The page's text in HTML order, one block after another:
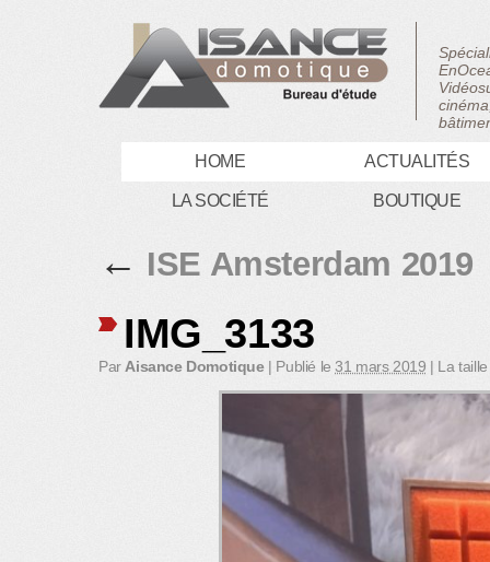
HOME ACTUALITÉS
LA SOCIÉTÉ BOUTIQUE
← ISE Amsterdam 2019
IMG_3133
Par Aisance Domotique | Publié le 31 mars 2019 | La